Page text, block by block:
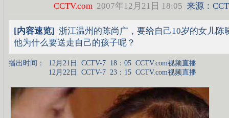
CCTV.com 2007年12月21日 18:05 来源：
[内容速览] 浙江温州的陈尚广，要给自己10岁的女儿陈
他为什么要送走自己的孩子呢？
播出时间： 12月21日 CCTV-7 18：05 CCTV.com视频直播
12月22日 CCTV-7 23：15 CCTV.com视频直播